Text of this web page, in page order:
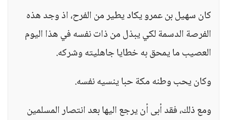
كان سهيل بن عمرو يكاد يطير من الفرح، اذ وجد هذه
الفرصة الدسمة لكي يبذل من ذات نفسه في هذا اليوم
العصيب ما يمحق به خطايا جاهليته وشركه.
وكان يحب وطنه مكة حبا ينسيه نفسه.
ومع ذلك، فقد أبى أن يرجع اليها بعد انتصار المسلمين